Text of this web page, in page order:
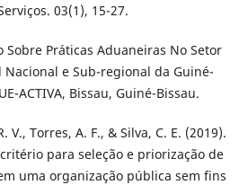
03(1), 15-27.
Sobre Práticas Aduaneiras No Setor
e Sub-regional da Guiné-
ACTIVA, Bissau, Guiné-Bissau.
V., Torres, A. F., & Silva, C. E. (2019).
para seleção e priorização de
uma organização pública sem fins